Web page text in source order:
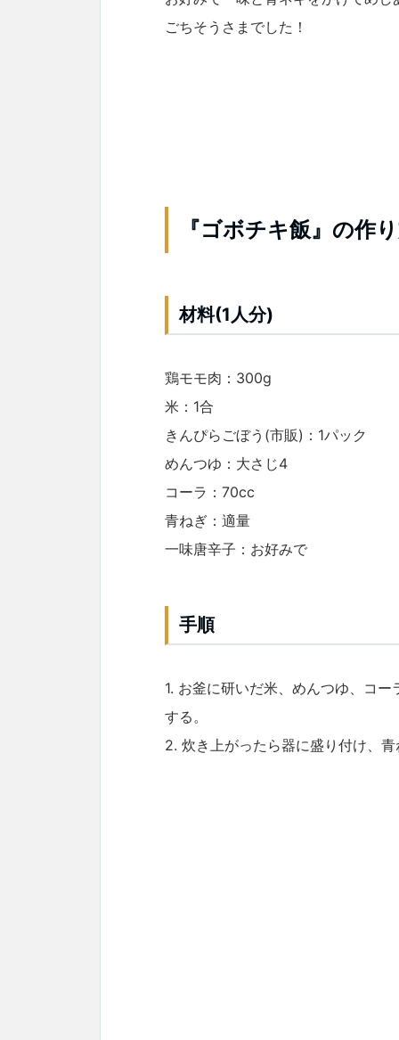
ごちそうさまでした！
『ゴボチキ飯』の作
材料(1人分)
鶏モモ肉：300g
米：1合
きんぴらごぼう(市販)：1パック
めんつゆ：大さじ4
コーラ：70cc
青ねぎ：適量
一味唐辛子：お好みで
手順
1. お釜に研いだ米、めんつゆ、コ
する。
2. 炊き上がったら器に盛り付け、